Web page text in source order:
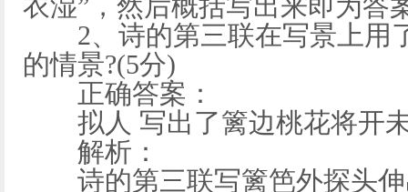
衣湿”，然后概括写出来即为答
2、诗的第三联在写景上用
的情景?(5分)
正确答案：
拟人 写出了篱边桃花将开
解析：
诗的第三联写篱笆外探头伸